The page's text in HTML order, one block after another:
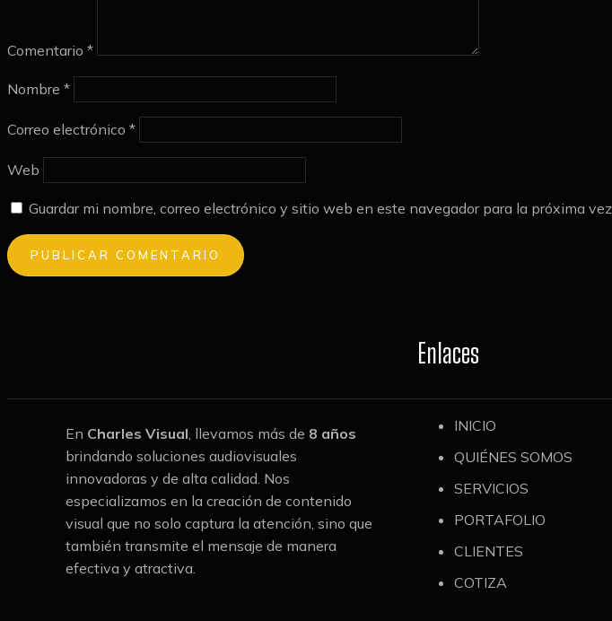
Comentario *
Nombre *
Correo electrónico *
Web
Guardar mi nombre, correo electrónico y sitio web en este navegador para la próxima
En Charles Visual, llevamos más de 8 años
brindando soluciones audiovisuales
innovadoras y de alta calidad. Nos
especializamos en la creación de contenido
visual que no solo captura la atención, sino que
también transmite el mensaje de manera
efectiva y atractiva.
Enlaces
INICIO
QUIÉNES SOMOS
SERVICIOS
PORTAFOLIO
CLIENTES
COTIZA